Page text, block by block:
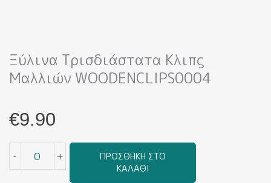
Ξύλινα Τρισδιάστατα Κλιπς
Μαλλιών WOODENCLIPS0004
€9.90
-
Τρισδιάστατα
+
ΠΡΟΣΘΉΚΗ ΣΤΟ
ΚΑΛΆΘΙ